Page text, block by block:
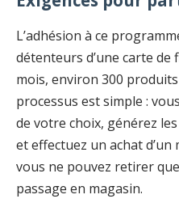
L’adhésion à ce
détenteurs d’une carte de
mois, environ 300
processus est simple :
de votre choix, générez
et effectuez un achat
vous ne pouvez retirer
passage en magasin.